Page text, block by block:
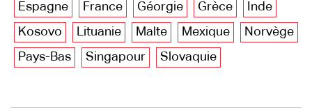
Espagne
France Géorgie Grèce
Inde
Kosovo
Lituanie Malte Mexique
Norvège
Pays-Bas
Singapour Slovaquie